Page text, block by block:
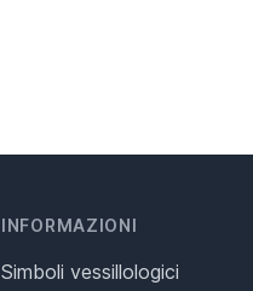
INFORMAZIONI
Simboli vessillologici